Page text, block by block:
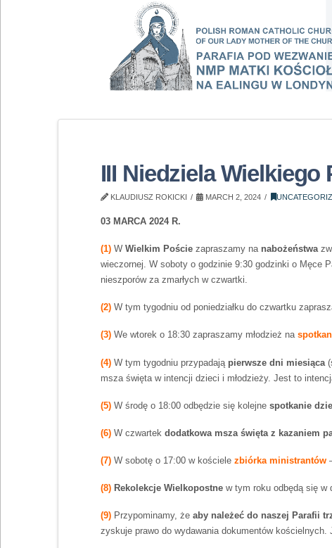
III Niedziela Wielkiego
KLAUDIUSZ ROKICKI MARCH 2, 2024
03 MARCA 2024 R.
(1) W Wielkim Pościezapraszamy na nabożeństwa
wieczornej. W soboty o godzinie 9:30 godzinki o Męce
nieszporów za zmarłych w czwartki.
(2) W tym tygodniu od poniedziałku do czwartku
(3) We wtorek o 18:30 zapraszamy młodzież na
(4) W tym tygodniu przypadają pierwsze dni miesiąca
msza święta w intencji dzieci i młodzieży. Jest to
(5) W środę o 18:00 odbędzie się kolejne spotkanie
(6) W czwartek dodatkowa msza święta z kazaniem
(7) W sobotę o 17:00 w kościele zbiórka ministrantów
(8)Rekolekcje Wielkopostnew tym roku odbędą się w
(9) Przypominamy, że aby należeć do naszej Parafii
zyskuje prawo do wydawania dokumentów